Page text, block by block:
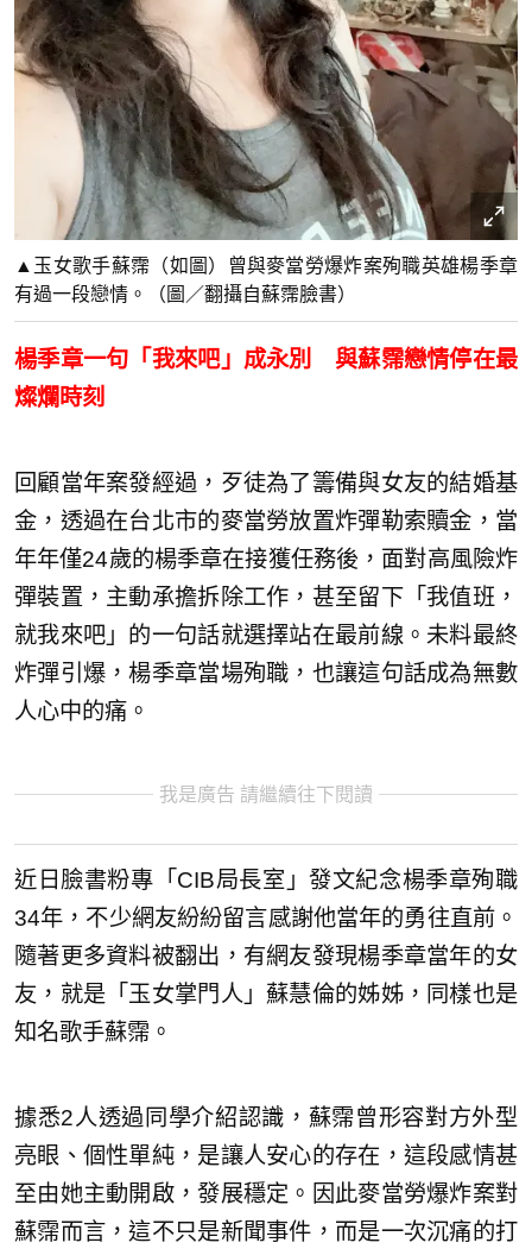
▲玉女歌手蘇霈（如圖）曾與麥當勞爆炸案殉職英雄楊季章
有過一段戀情。（圖／翻攝自蘇霈臉書）
楊季章一句「我來吧」成永別 與蘇霈戀情停在最
燦爛時刻
回顧當年案發經過，歹徒為了籌備與女友的結婚基
金，透過在台北市的麥當勞放置炸彈勒索贖金，當
年年僅24歲的楊季章在接獲任務後，面對高風險炸
彈裝置，主動承擔拆除工作，甚至留下「我值班，
就我來吧」的一句話就選擇站在最前線。未料最終
炸彈引爆，楊季章當場殉職，也讓這句話成為無數
人心中的痛。
我是廣告 請繼續往下閱讀
近日臉書粉專「CIB局長室」發文紀念楊季章殉職
34年，不少網友紛紛留言感謝他當年的勇往直前。
隨著更多資料被翻出，有網友發現楊季章當年的女
友，就是「玉女掌門人」蘇慧倫的姊姊，同樣也是
知名歌手蘇霈。
據悉2人透過同學介紹認識，蘇霈曾形容對方外型
亮眼、個性單純，是讓人安心的存在，這段感情甚
至由她主動開啟，發展穩定。因此麥當勞爆炸案對
蘇霈而言，這不只是新聞事件，而是一次沉痛的打